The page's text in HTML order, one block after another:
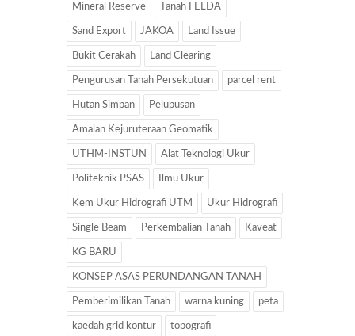
Mineral Reserve Tanah FELDA
Sand Export JAKOA Land Issue
Bukit Cerakah Land Clearing
Pengurusan Tanah Persekutuan parcel rent
Hutan Simpan Pelupusan
Amalan Kejuruteraan Geomatik
UTHM-INSTUN Alat Teknologi Ukur
Politeknik PSAS Ilmu Ukur
Kem Ukur Hidrografi UTM Ukur Hidrografi
Single Beam Perkembalian Tanah Kaveat
KG BARU
KONSEP ASAS PERUNDANGAN TANAH
Pemberimilikan Tanah warna kuning peta
kaedah grid kontur topografi